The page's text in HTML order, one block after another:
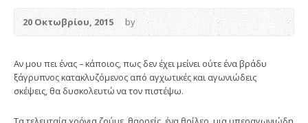
20 Οκτωβρίου, 2015 by
Αν μου πει ένας – κάποιος, πως δεν έχει μείνει ούτε ένα βράδυ
ξάγρυπνος κατακλυζόμενος από αγχωτικές και αγωνιώδεις
σκέψεις, θα δυσκολευτώ να τον πιστέψω.